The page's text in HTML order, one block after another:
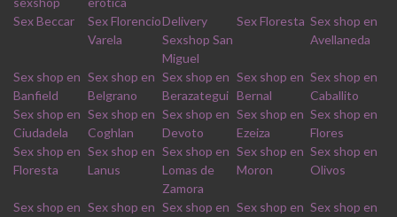
Sex Beccar
Sex Florencio
Varela
Delivery
Sexshop San
Miguel
Sex Floresta Sex shop en
Avellaneda
Sex shop en
Banfield
Sex shop en
Belgrano
Sex shop en
Berazategui
Sex shop en
Bernal
Sex shop en
Caballito
Sex shop en
Ciudadela
Sex shop en
Coghlan
Sex shop en
Devoto
Sex shop en
Ezeiza
Sex shop en
Flores
Sex shop en
Floresta
Sex shop en
Lanus
Sex shop en
Lomas de
Zamora
Sex shop en
Moron
Sex shop en
Olivos
Sex shop en Sex shop en Sex shop en Sex shop en Sex shop en